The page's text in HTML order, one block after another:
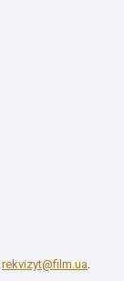
rekvizyt@film.ua.